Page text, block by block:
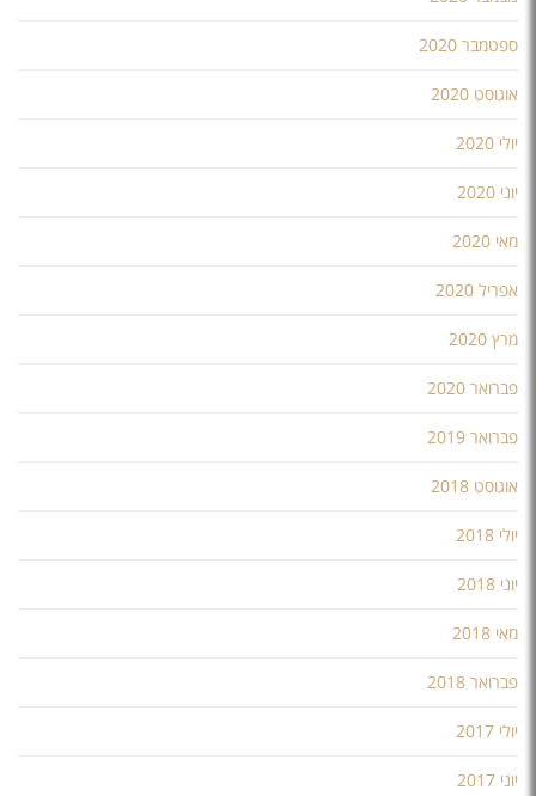
ספטמבר 2020
אוגוסט 2020
יולי 2020
יוני 2020
מאי 2020
אפריל 2020
מרץ 2020
פברואר 2020
פברואר 2019
אוגוסט 2018
יולי 2018
יוני 2018
מאי 2018
פברואר 2018
יולי 2017
יוני 2017